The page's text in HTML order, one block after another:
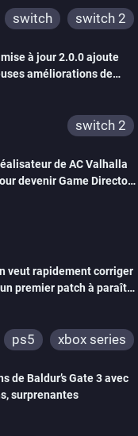
switch switch 2
à jour 2.0.0 ajoute
améliorations de
switch 2
de AC Valhalla
devenir Game Director
veut rapidement corriger
premier patch à paraître
ps5 xbox series
de Baldur’s Gate 3 avec
surprenantes